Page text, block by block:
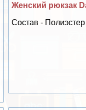
Женский рюкзак
Состав -